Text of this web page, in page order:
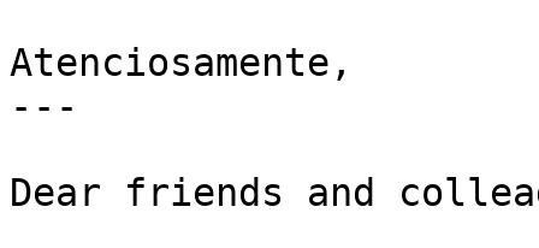
Atenciosamente,
---
Dear friends and